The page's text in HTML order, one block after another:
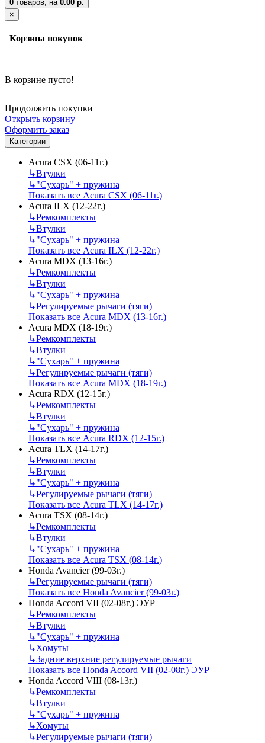
0 товаров, на 0.00 р.
×
Корзина покупок
В корзине пусто!
Продолжить покупки
Открыть корзину
Оформить заказ
Категории
Acura CSX (06-11г.)
↳Втулки
↳"Сухарь" + пружина
Показать все Acura CSX (06-11г.)
Acura ILX (12-22г.)
↳Ремкомплекты
↳Втулки
↳"Сухарь" + пружина
Показать все Acura ILX (12-22г.)
Acura MDX (13-16г.)
↳Ремкомплекты
↳Втулки
↳"Сухарь" + пружина
↳Регулируемые рычаги (тяги)
Показать все Acura MDX (13-16г.)
Acura MDX (18-19г.)
↳Ремкомплекты
↳Втулки
↳"Сухарь" + пружина
↳Регулируемые рычаги (тяги)
Показать все Acura MDX (18-19г.)
Acura RDX (12-15г.)
↳Ремкомплекты
↳Втулки
↳"Сухарь" + пружина
Показать все Acura RDX (12-15г.)
Acura TLX (14-17г.)
↳Ремкомплекты
↳Втулки
↳"Сухарь" + пружина
↳Регулируемые рычаги (тяги)
Показать все Acura TLX (14-17г.)
Acura TSX (08-14г.)
↳Ремкомплекты
↳Втулки
↳"Сухарь" + пружина
Показать все Acura TSX (08-14г.)
Honda Avancier (99-03г.)
↳Регулируемые рычаги (тяги)
Показать все Honda Avancier (99-03г.)
Honda Accord VII (02-08г.) ЭУР
↳Ремкомплекты
↳Втулки
↳"Сухарь" + пружина
↳Хомуты
↳Задние верхние регулируемые рычаги
Показать все Honda Accord VII (02-08г.) ЭУР
Honda Accord VIII (08-13г.)
↳Ремкомплекты
↳Втулки
↳"Сухарь" + пружина
↳Хомуты
↳Регулируемые рычаги (тяги)